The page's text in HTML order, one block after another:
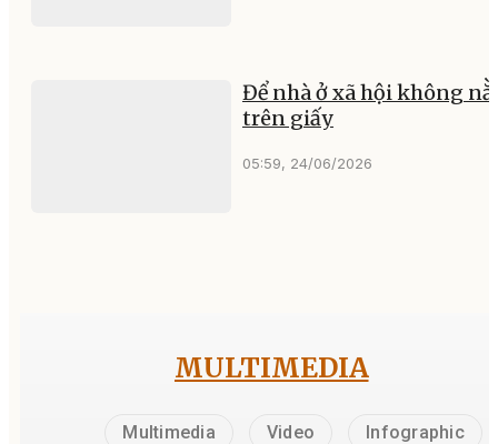
Để nhà ở xã hội không
trên giấy
05:59, 24/06/2026
MULTIMEDIA
Multimedia Video Infographic